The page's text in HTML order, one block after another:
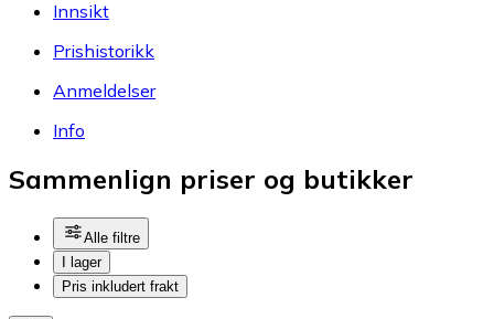
Innsikt
Prishistorikk
Anmeldelser
Info
Sammenlign priser og butikker
Alle filtre
I lager
Pris inkludert frakt